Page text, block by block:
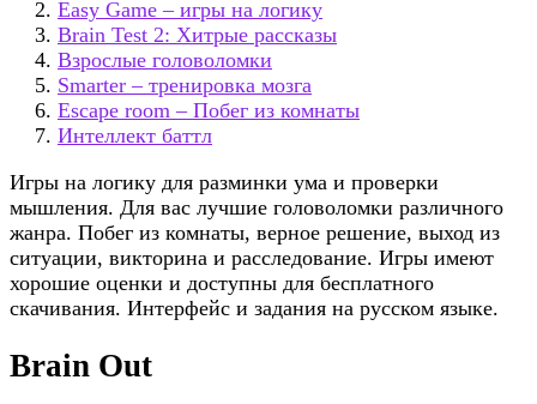
Easy Game – игры на логику
Brain Test 2: Хитрые рассказы
Взрослые головоломки
Smarter – тренировка мозга
Escape room – Побег из комнаты
Интеллект баттл
Игры на логику для разминки ума и проверки
мышления. Для вас лучшие головоломки различного
жанра. Побег из комнаты, верное решение, выход из
ситуации, викторина и расследование. Игры имеют
хорошие оценки и доступны для бесплатного
скачивания. Интерфейс и задания на русском языке.
Brain Out